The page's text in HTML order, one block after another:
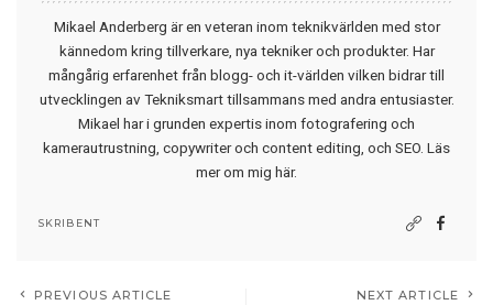
Mikael Anderberg är en veteran inom teknikvärlden med stor
kännedom kring tillverkare, nya tekniker och produkter. Har
mångårig erfarenhet från blogg- och it-världen vilken bidrar till
utvecklingen av Tekniksmart tillsammans med andra entusiaster.
Mikael har i grunden expertis inom fotografering och
kamerautrustning, copywriter och content editing, och SEO. Läs
mer om mig här.
SKRIBENT
PREVIOUS ARTICLE NEXT ARTICLE